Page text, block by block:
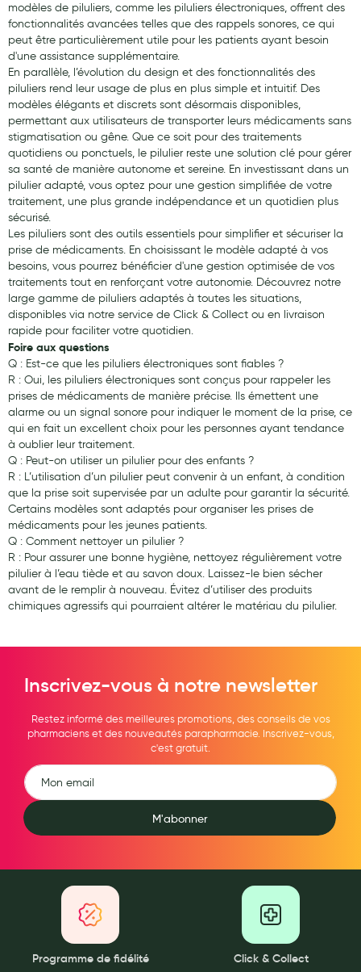
modèles de piluliers, comme les piluliers électroniques, offrent des
fonctionnalités avancées telles que des rappels sonores, ce qui
peut être particulièrement utile pour les patients ayant besoin
d'une assistance supplémentaire.
En parallèle, l’évolution du design et des fonctionnalités des
piluliers rend leur usage de plus en plus simple et intuitif. Des
modèles élégants et discrets sont désormais disponibles,
permettant aux utilisateurs de transporter leurs médicaments sans
stigmatisation ou gêne. Que ce soit pour des traitements
quotidiens ou ponctuels, le pilulier reste une solution clé pour gérer
sa santé de manière autonome et sereine. En investissant dans un
pilulier adapté, vous optez pour une gestion simplifiée de votre
traitement, une plus grande indépendance et un quotidien plus
sécurisé.
Les piluliers sont des outils essentiels pour simplifier et sécuriser la
prise de médicaments. En choisissant le modèle adapté à vos
besoins, vous pourrez bénéficier d'une gestion optimisée de vos
traitements tout en renforçant votre autonomie. Découvrez notre
large gamme de piluliers adaptés à toutes les situations,
disponibles via notre service de Click & Collect ou en livraison
rapide pour faciliter votre quotidien.
Foire aux questions
Q : Est-ce que les piluliers électroniques sont fiables ?
R : Oui, les piluliers électroniques sont conçus pour rappeler les
prises de médicaments de manière précise. Ils émettent une
alarme ou un signal sonore pour indiquer le moment de la prise, ce
qui en fait un excellent choix pour les personnes ayant tendance
à oublier leur traitement.
Q : Peut-on utiliser un pilulier pour des enfants ?
R : L’utilisation d’un pilulier peut convenir à un enfant, à condition
que la prise soit supervisée par un adulte pour garantir la sécurité.
Certains modèles sont adaptés pour organiser les prises de
médicaments pour les jeunes patients.
Q : Comment nettoyer un pilulier ?
R : Pour assurer une bonne hygiène, nettoyez régulièrement votre
pilulier à l’eau tiède et au savon doux. Laissez-le bien sécher
avant de le remplir à nouveau. Évitez d’utiliser des produits
chimiques agressifs qui pourraient altérer le matériau du pilulier.
Inscrivez-vous à notre newsletter
Restez informé des meilleures promotions, des conseils de vos
pharmaciens et des nouveautés parapharmacie. Inscrivez-vous,
c'est gratuit.
M'abonner
Programme de fidélité Click & Collect